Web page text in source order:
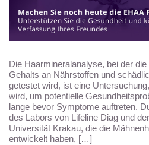
Die Haarmineralanalyse, bei der
Gehalts an Nährstoffen und
getestet wird, ist eine
wird, um potentielle
lange bevor Symptome auftreten.
des Labors von Lifeline Diag und
Universität Krakau, die die
entwickelt haben, […]